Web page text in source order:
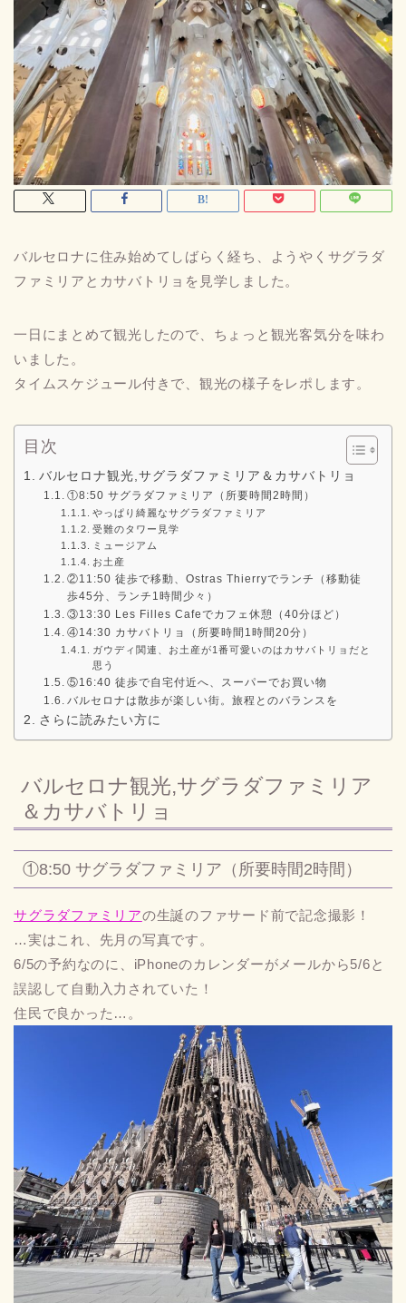
バルセロナに住み始めてしばらく経ち、ようやくサグラダ
ファミリアとカサバトリョを見学しました。
一日にまとめて観光したので、ちょっと観光客気分を味わ
いました。
タイムスケジュール付きで、観光の様子をレポします。
目次
バルセロナ観光,サグラダファミリア＆カサバトリョ
①8:50 サグラダファミリア（所要時間2時間）
やっぱり綺麗なサグラダファミリア
受難のタワー見学
ミュージアム
お土産
②11:50 徒歩で移動、Ostras Thierryでランチ（移動徒
歩45分、ランチ1時間少々）
③13:30 Les Filles Cafeでカフェ休憩（40分ほど）
④14:30 カサバトリョ（所要時間1時間20分）
ガウディ関連、お土産が1番可愛いのはカサバトリョだと
思う
⑤16:40 徒歩で自宅付近へ、スーパーでお買い物
バルセロナは散歩が楽しい街。旅程とのバランスを
さらに読みたい方に
バルセロナ観光,サグラダファミリア
＆カサバトリョ
①8:50 サグラダファミリア（所要時間2時間）
サグラダファミリアの生誕のファサード前で記念撮影！
…実はこれ、先月の写真です。
6/5の予約なのに、iPhoneのカレンダーがメールから5/6と
誤認して自動入力されていた！
住民で良かった…。